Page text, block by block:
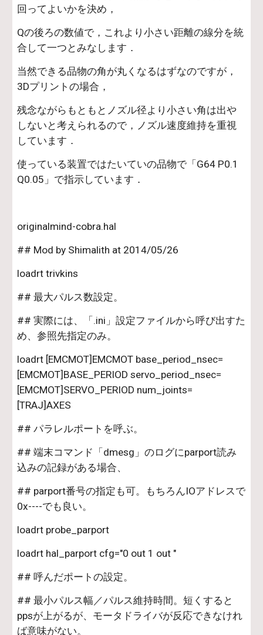
回ってよいかを決め，
Qの後ろの数値で，これより小さい距離の線分を統
合して一つとみなします．
当然できる品物の角が丸くなるはずなのですが，
3Dプリントの場合，
残念ながらもともとノズル径より小さい角は出や
しないと考えられるので，ノズル速度維持を重視
しています．
使っている装置ではたいていの品物で「G64 P0.1
Q0.05」で指示しています．
originalmind-cobra.hal
## Mod by Shimalith at 2014/05/26
loadrt trivkins
## 最大パルス数設定。
## 実際には、「.ini」設定ファイルから呼び出すた
め、参照先指定のみ。
loadrt [EMCMOT]EMCMOT base_period_nsec=
[EMCMOT]BASE_PERIOD servo_period_nsec=
[EMCMOT]SERVO_PERIOD num_joints=
[TRAJ]AXES
## パラレルポートを呼ぶ。
## 端末コマンド「dmesg」のログにparport読み
込みの記録がある場合、
## parport番号の指定も可。もちろんIOアドレスで
0x----でも良い。
loadrt probe_parport
loadrt hal_parport cfg="0 out 1 out "
## 呼んだポートの設定。
## 最小パルス幅／パルス維持時間。短くすると
ppsが上がるが、モータドライバが反応できなけれ
ば意味がない。